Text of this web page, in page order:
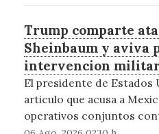
Trump comparte
Sheinbaum y aviva
intervencion
El presidente de Estados
articulo que acusa a
operativos conjuntos